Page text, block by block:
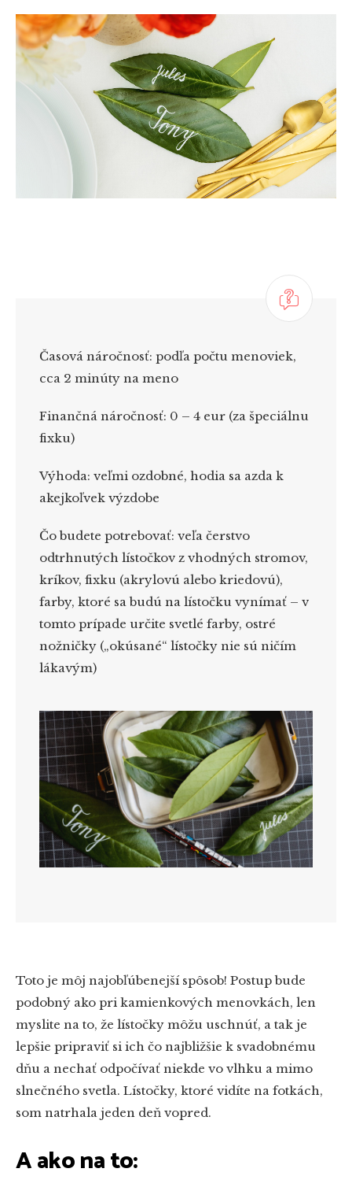
Časová náročnosť: podľa počtu menoviek,
cca 2 minúty na meno
Finančná náročnosť: 0 – 4 eur (za špeciálnu
fixku)
Výhoda: veľmi ozdobné, hodia sa azda k
akejkoľvek výzdobe
Čo budete potrebovať: veľa čerstvo
odtrhnutých lístočkov z vhodných stromov,
kríkov, fixku (akrylovú alebo kriedovú),
farby, ktoré sa budú na lístočku vynímať – v
tomto prípade určite svetlé farby, ostré
nožničky („okúsané“ lístočky nie sú ničím
lákavým)
Toto je môj najobľúbenejší spôsob! Postup bude
podobný ako pri kamienkových menovkách, len
myslite na to, že lístočky môžu uschnúť, a tak je
lepšie pripraviť si ich čo najbližšie k svadobnému
dňu a nechať odpočívať niekde vo vlhku a mimo
slnečného svetla. Lístočky, ktoré vidíte na fotkách,
som natrhala jeden deň vopred.
A ako na to: